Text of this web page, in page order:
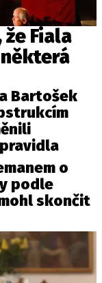
Fiala
Bartošek
o
podle
skončit